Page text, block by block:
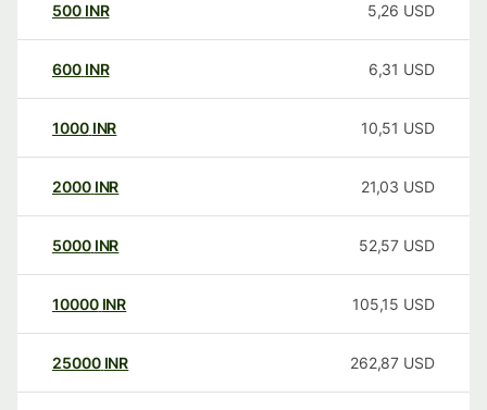
500 INR 5,26 USD
600 INR 6,31 USD
1000 INR 10,51 USD
2000 INR 21,03 USD
5000 INR 52,57 USD
10000 INR 105,15 USD
25000 INR 262,87 USD